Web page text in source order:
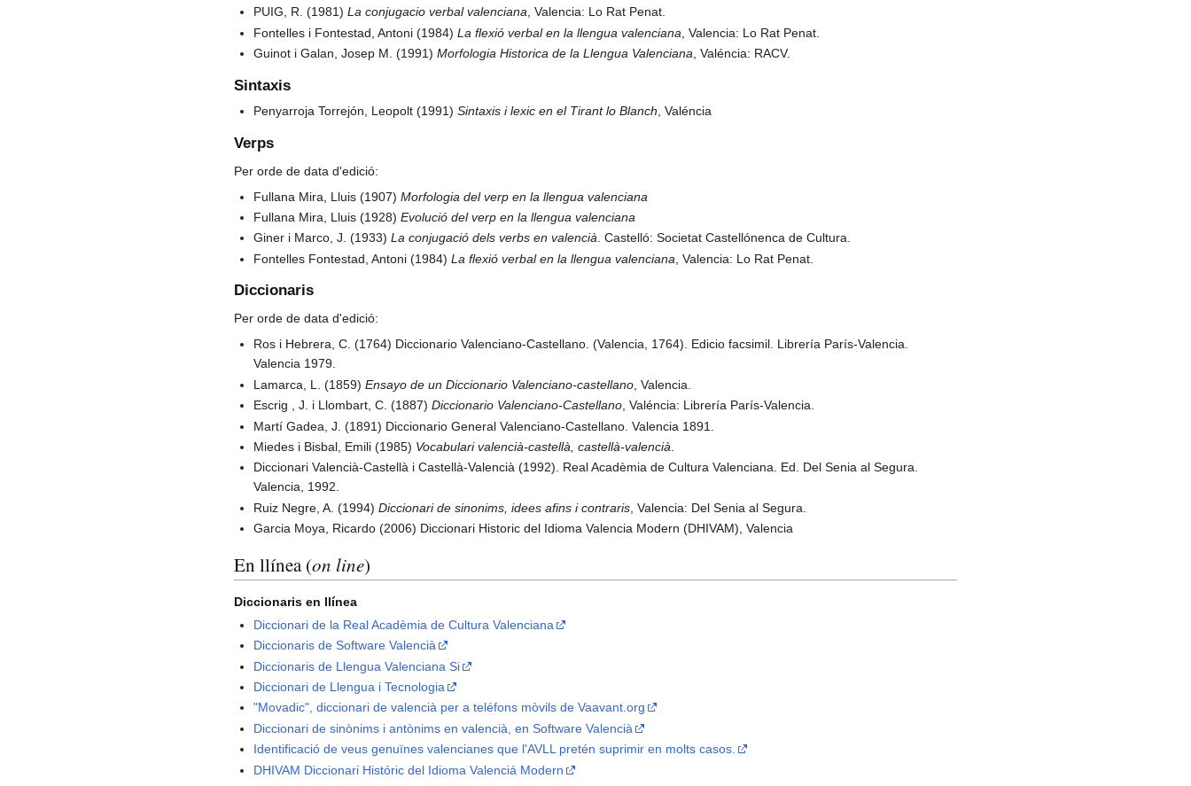
PUIG, R. (1981)La conjugacio verbal valenciana, Valencia: Lo Rat Penat.
Fontelles i Fontestad, Antoni (1984)La flexió verbal en la llengua valenciana , Valencia: Lo Rat Penat.
Guinot i Galan, Josep M. (1991)Morfologia Historica de la Llengua Valenciana, Valéncia: RACV.
Sintaxis
Penyarroja Torrejón, Leopolt (1991)Sintaxis i lexic en el Tirant lo Blanch , Valéncia
Verps
Per orde de data d'edició:
Fullana Mira, Lluis (1907)Morfologia del verp en la llengua valenciana
Fullana Mira, Lluis (1928)Evolució del verp en la llengua valenciana
Giner i Marco, J. (1933)La conjugació dels verbs en valencià. Castelló: Societat Castellónenca de Cultura.
Fontelles Fontestad, Antoni (1984)La flexió verbal en la llengua valenciana , Valencia: Lo Rat Penat.
Diccionaris
Per orde de data d'edició:
Ros i Hebrera, C. (1764) Diccionario Valenciano-Castellano. (Valencia, 1764). Edicio facsimil. Librería París-Valencia.
Valencia 1979.
Lamarca, L. (1859)Ensayo de un Diccionario Valenciano-castellano , Valencia.
Escrig , J. i Llombart, C. (1887)Diccionario Valenciano-Castellano , Valéncia: Librería París-Valencia.
Martí Gadea, J. (1891) Diccionario General Valenciano-Castellano. Valencia 1891.
Miedes i Bisbal, Emili (1985) Vocabulari valencià-castellà, castellà-valencià
Diccionari Valencià-Castellà i Castellà-Valencià (1992). Real Acadèmia de Cultura Valenciana. Ed. Del Senia al Segura.
Valencia, 1992.
Ruiz Negre, A. (1994)Diccionari de sinonims, idees afins i contraris , Valencia: Del Senia al Segura.
Garcia Moya, Ricardo (2006) Diccionari Historic del Idioma Valencia Modern (DHIVAM), Valencia
En llínea (on line)
Diccionaris en llínea
Diccionari de la Real Acadèmia de Cultura Valenciana
Diccionaris de Software Valencià
Diccionaris de Llengua Valenciana Si
Diccionari de Llengua i Tecnologia
"Movadic", diccionari de valencià per a teléfons mòvils de Vaavant.org
Diccionari de sinònims i antònims en valencià, en Software Valencià
Identificació de veus genuïnes valencianes que l'AVLL pretén suprimir en molts casos.
DHIVAM Diccionari Históric del Idioma Valenciá Modern